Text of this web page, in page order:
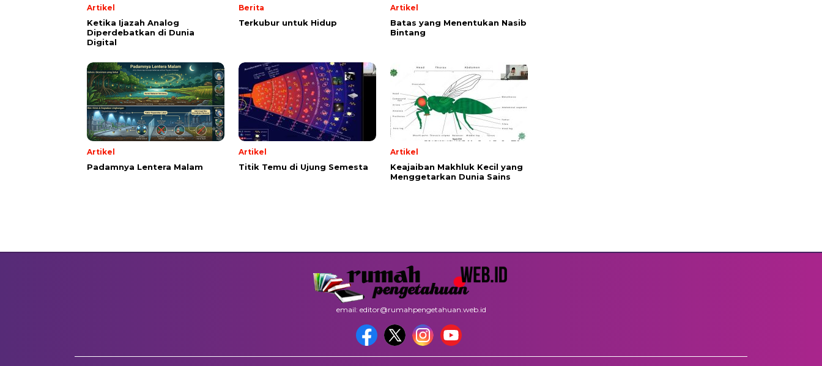
Artikel
Ketika Ijazah Analog
Diperdebatkan di Dunia
Digital
Berita
Terkubur untuk Hidup
Artikel
Batas yang Menentukan Nasib
Bintang
Artikel
Padamnya Lentera Malam
Artikel
Titik Temu di Ujung Semesta
Artikel
Keajaiban Makhluk Kecil yang
Menggetarkan Dunia Sains
email: editor@rumahpengetahuan.web.id